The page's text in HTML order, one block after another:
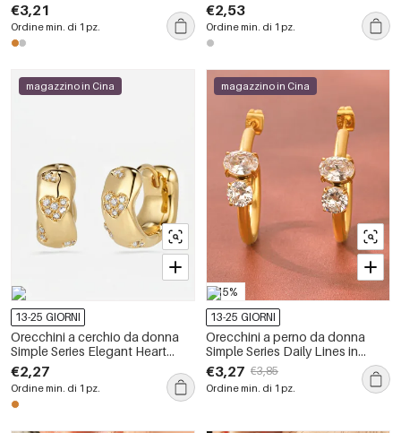
dalla forma irregolare, color oro
rame.
€3,21
Ordine min. di 1 pz.
Orecchini Pendenti da Donna in
Rame
€2,53
Ordine min. di 1 pz.
magazzino in Cina
13-25 GIORNI
Orecchini a cerchio da donna
Simple Series Elegant Heart
Circle color rame oro con zirconi
€2,27
Ordine min. di 1 pz.
-15%
magazzino in Cina
13-25 GIORNI
Orecchini a perno da donna
Simple Series Daily Lines in
acciaio inossidabile color oro
impermeabile con zirconi
€3,27 €3,85
Ordine min. di 1 pz.